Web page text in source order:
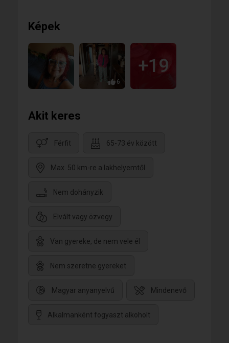
Képek
6
+19
Akit keres
Férfit 65-73 év között
Max. 50 km-re a lakhelyemtől
Nem dohányzik
Elvált vagy özvegy
Van gyereke, de nem vele él
Nem szeretne gyereket
Magyar anyanyelvű Mindenevő
Alkalmanként fogyaszt alkoholt